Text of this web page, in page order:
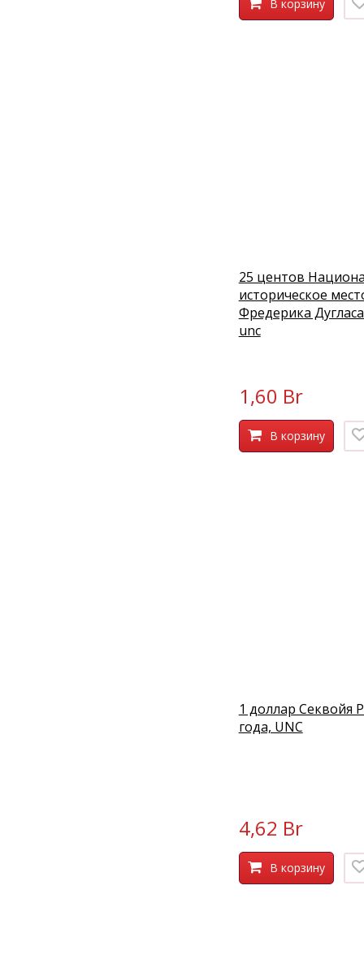
В корзину
25 центов
историческое
Фредерика
unc
1,60 Br
В корзину
1 доллар Секвойя
года, UNC
4,62 Br
В корзину